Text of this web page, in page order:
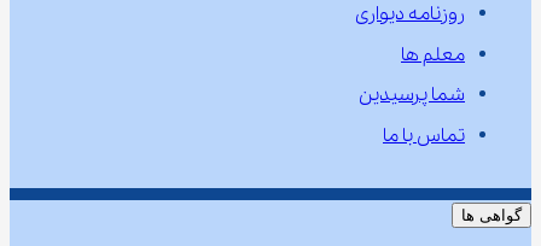
روزنامه دیواری
معلم ها
شما پرسیدین
تماس با ما
گواهی ها